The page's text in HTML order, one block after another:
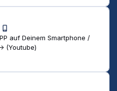
auf Deinem Smartphone /
(Youtube)